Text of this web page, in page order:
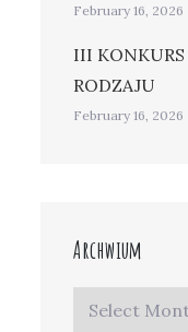
February 16, 2026
III
RODZAJU
February 16, 2026
Archwium
Archwium